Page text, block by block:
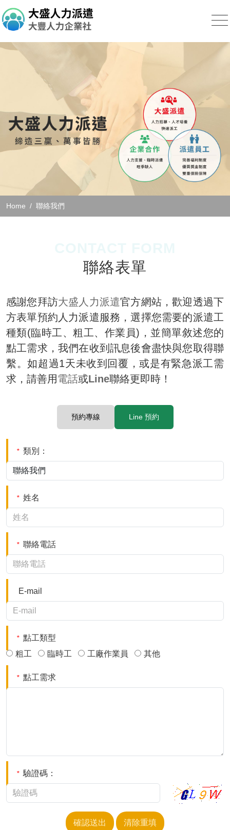
Home 聯絡我們
聯絡表單
感謝您拜訪大盛人力派遣官方網站，歡迎透過下
方表單預約人力派遣服務，選擇您需要的派遣工
種類(臨時工、粗工、作業員)，並簡單敘述您的
點工需求，我們在收到訊息後會盡快與您取得聯
繫。如超過1天未收到回覆，或是有緊急派工需
求，請善用電話或Line聯絡更即時！
預約專線 Line 預約
* 類別：
* 姓名
* 聯絡電話
E-mail
* 點工類型
粗工
臨時工 工廠作業員 其他
* 點工需求
* 驗證碼：